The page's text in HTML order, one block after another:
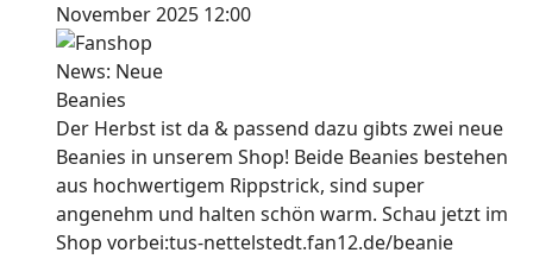
November 2025 12:00
Der Herbst ist da & passend dazu gibts zwei neue
Beanies in unserem Shop! Beide Beanies bestehen
aus hochwertigem Rippstrick, sind super
angenehm und halten schön warm. Schau jetzt im
Shop vorbei:tus-nettelstedt.fan12.de/beanie